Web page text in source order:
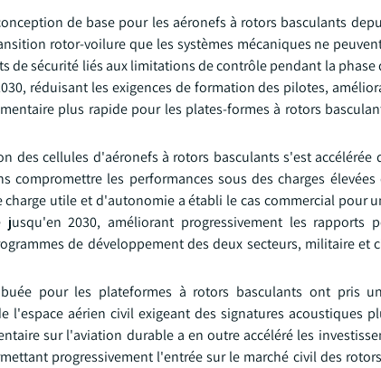
de base pour les aéronefs à rotors basculants
rotor-voilure que les systèmes mécaniques ne
de sécurité liés aux limitations de contrôle pendant la phase
réduisant les exigences de formation des pilotes,
plus rapide pour les plates-formes à rotors
des cellules d'aéronefs à rotors basculants s'est accélérée
les performances sous des charges élevées
utile et d'autonomie a établi le cas commercial pour
2030, améliorant progressivement les rapports
de développement des deux secteurs, militaire et
pour les plateformes à rotors basculants ont pris
l'espace aérien civil exigeant des signatures acoustiques
sur l'aviation durable a en outre accéléré les
progressivement l'entrée sur le marché civil des